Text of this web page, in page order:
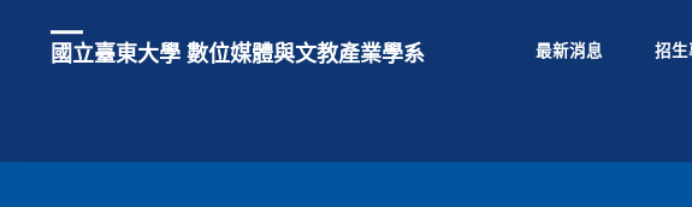
國立臺東大學 數位媒體與文教產業學系 最新消息 招